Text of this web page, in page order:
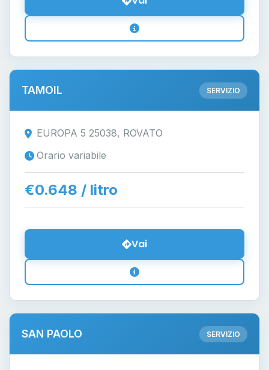
TAMOIL SERVIZIO
EUROPA 5 25038, ROVATO
Orario variabile
€0.648 / litro
Vai
SAN PAOLO SERVIZIO